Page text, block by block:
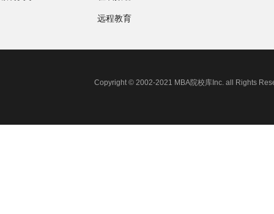
远程教育
Copyright © 2002-2021 MBA院校库Inc. all Rights